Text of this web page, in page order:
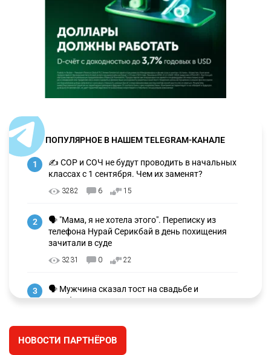
ПОПУЛЯРНОЕ В НАШЕМ TELEGRAM-КАНАЛЕ
1
✍️ СОР и СОЧ не будут проводить в начальных
классах с 1 сентября. Чем их заменят?
3282 6 15
2
🗣 "Мама, я не хотела этого". Переписку из
телефона Нурай Серикбай в день похищения
зачитали в суде
3231 0 22
3
🗣 Мужчина сказал тост на свадьбе и
заработал уголовное дело
🐏 Скота больше, а мясо дороже. Почему в
НОВОСТИ ПАРТНЁРОВ